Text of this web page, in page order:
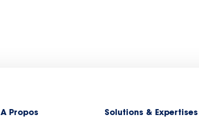
A Propos Solutions & Expertises